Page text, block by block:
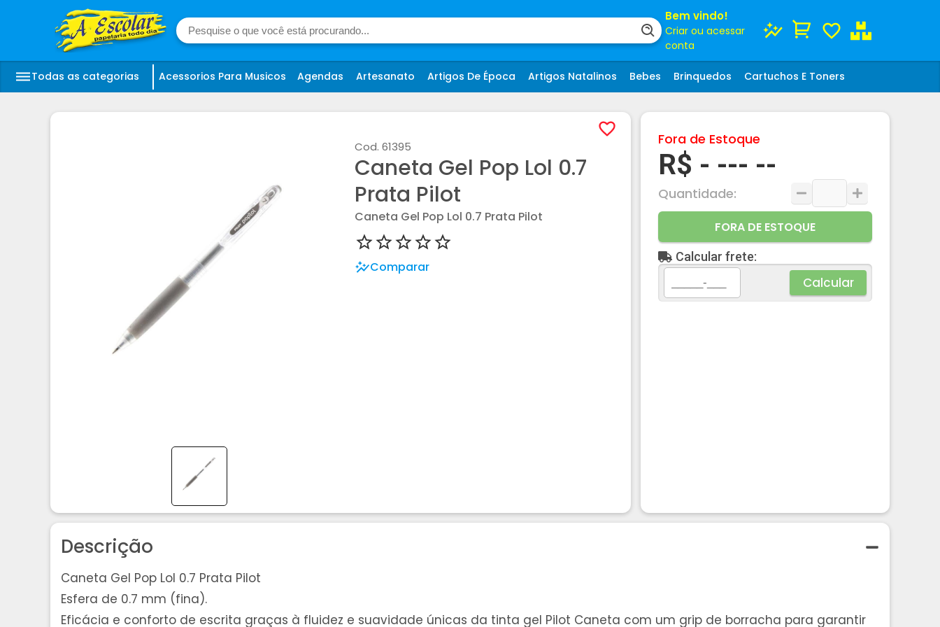
Bem vindo!
Criar ou acessar
conta
Todas as categorias Acessorios Para Musicos Agendas Artesanato Artigos De Época Artigos Natalinos Bebes Brinquedos Cartuchos E Toners
Cod.61395
Caneta Gel Pop Lol 0.7
Prata Pilot
Caneta Gel Pop Lol 0.7 Prata Pilot
Comparar
Fora de Estoque
R$ - --- --
Quantidade:
FORA DE ESTOQUE
Calcular frete:
Calcular
Descrição
Caneta Gel Pop Lol 0.7 Prata Pilot
Esfera de 0.7 mm (fina).
Eficácia e conforto de escrita graças à fluidez e suavidade únicas da tinta gel Pilot Caneta com um grip de borracha para garantir